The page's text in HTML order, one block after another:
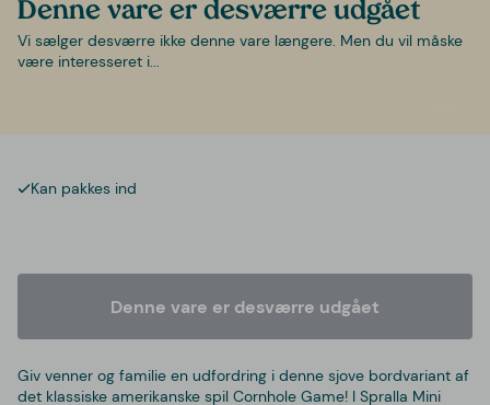
Denne vare er desværre udgået
Vi sælger desværre ikke denne vare længere. Men du vil måske
være interesseret i...
Kan pakkes ind
Denne vare er desværre udgået
Giv venner og familie en udfordring i denne sjove bordvariant af
det klassiske amerikanske spil Cornhole Game! I Spralla Mini